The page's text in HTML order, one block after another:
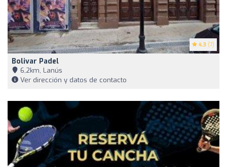
4.3 (7)
Bolivar Padel
6,2km, Lanús
Ver dirección y datos de contacto